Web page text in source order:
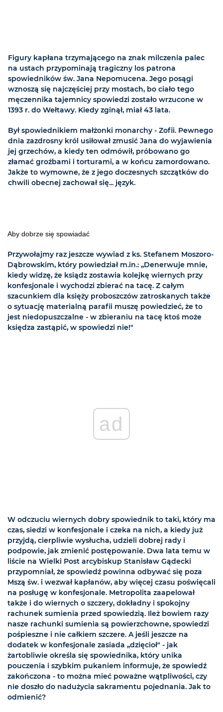
Figury kapłana trzymającego na znak milczenia palec
na ustach przypominają tragiczny los patrona
spowiedników św. Jana Nepomucena. Jego posągi
wznoszą się najczęściej przy mostach, bo ciało tego
męczennika tajemnicy spowiedzi zostało wrzucone w
1393 r. do Wełtawy. Kiedy zginął, miał 43 lata.
Był spowiednikiem małżonki monarchy - Zofii. Pewnego
dnia zazdrosny król usiłował zmusić Jana do wyjawienia
jej grzechów, a kiedy ten odmówił, próbowano go
złamać groźbami i torturami, a w końcu zamordowano.
Jakże to wymowne, że z jego doczesnych szczątków do
chwili obecnej zachował się... język.
Aby dobrze się spowiadać
Przywołajmy raz jeszcze wywiad z ks. Stefanem Moszoro-
Dąbrowskim, który powiedział m.in.: „Denerwuje mnie,
kiedy widzę, że ksiądz zostawia kolejkę wiernych przy
konfesjonale i wychodzi zbierać na tacę. Z całym
szacunkiem dla księży proboszczów zatroskanych także
o sytuację materialną parafii muszę powiedzieć, że to
jest niedopuszczalne - w zbieraniu na tacę ktoś może
księdza zastąpić, w spowiedzi nie!"
ad
W odczuciu wiernych dobry spowiednik to taki, który ma
czas, siedzi w konfesjonale i czeka na nich, a kiedy już
przyjdą, cierpliwie wysłucha, udzieli dobrej rady i
podpowie, jak zmienić postępowanie. Dwa lata temu w
liście na Wielki Post arcybiskup Stanisław Gądecki
przypomniał, że spowiedź powinna odbywać się poza
Mszą św. i wezwał kapłanów, aby więcej czasu poświęcali
na posługę w konfesjonale. Metropolita zaapelował
także i do wiernych o szczery, dokładny i spokojny
rachunek sumienia przed spowiedzią. Ileż bowiem razy
nasze rachunki sumienia są powierzchowne, spowiedzi
pośpieszne i nie całkiem szczere. A jeśli jeszcze na
dodatek w konfesjonale zasiada „dzięcioł" - jak
żartobliwie określa się spowiednika, który unika
pouczenia i szybkim pukaniem informuje, że spowiedź
zakończona - to można mieć poważne wątpliwości, czy
nie doszło do nadużycia sakramentu pojednania. Jak to
odmienić?